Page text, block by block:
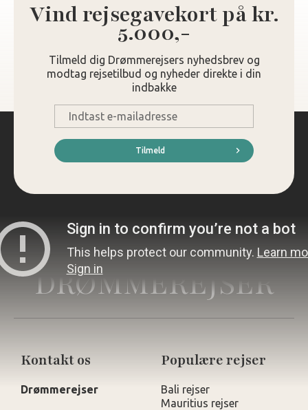
Vind rejsegavekort på kr.
5.000,-
Tilmeld dig Drømmerejsers nyhedsbrev og
modtag rejsetilbud og nyheder direkte i din
indbakke
mail
*
Tilmeld
DRØMMEREJSER
Kontakt os
Drømmerejser
Populære rejser
Bali rejser
Mauritius rejser